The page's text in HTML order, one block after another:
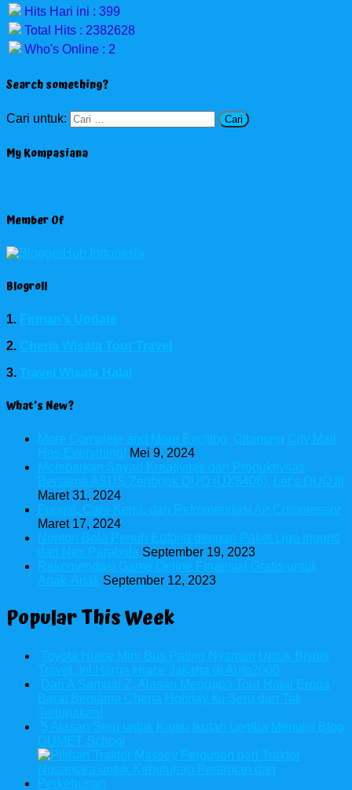
Hits Hari ini : 399
Total Hits : 2382628
Who's Online : 2
Search something?
Cari untuk:
My Kompasiana
Member Of
Blogroll
1. Firman’s Update
2. Cheria Wisata Tour Travel
3. Travel Wisata Halal
What’s New?
More Complete and More Exciting, Cibinong City Mall
Has Everything! Mei 9, 2024
Melebarkan Sayap Kreativitas dan Produktivitas
Bersama ASUS Zenbook DUO (UX8406), Let’s DUO it!
Maret 31, 2024
Fungsi, Cara Kerja, dan Rekomendasi Air Compressor
Maret 17, 2024
Nonton Bola Penuh Euforia dengan Paket Liga Inggris
dari Nex Parabola September 19, 2023
Rekomendasi Game Online Finansial Gratis untuk
Anak-Anak September 12, 2023
Popular This Week
Toyota Hiace Mini Bus Paling Nyaman Untuk Bisnis
Travel, Ini Harga Hiace Jakarta di Auto2000
Dari A Sampai Z, Alasan Mengapa Tour Halal Eropa
Barat Bersama Cheria Holiday Itu Seru dan Tak
Terlupakan!
5 Alasan Seru untuk Kamu Ikutan Lomba Menulis Blog
DUMET School